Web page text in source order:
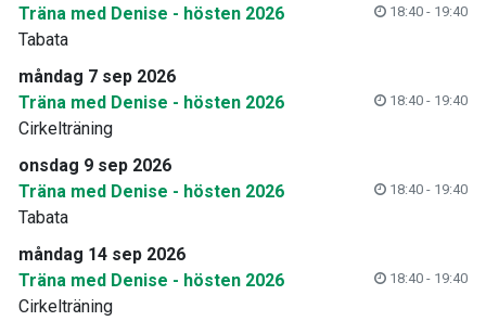
Träna med Denise - hösten 2026
18:40 - 19:40
Tabata
måndag 7 sep 2026
Träna med Denise - hösten 2026
18:40 - 19:40
Cirkelträning
onsdag 9 sep 2026
Träna med Denise - hösten 2026
18:40 - 19:40
Tabata
måndag 14 sep 2026
Träna med Denise - hösten 2026
18:40 - 19:40
Cirkelträning